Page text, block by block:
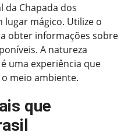
da Chapada dos
lugar mágico. Utilize o
obter informações sobre
A natureza
uma experiência que
meio ambiente.
que